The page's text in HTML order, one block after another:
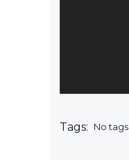
Tags: No tags